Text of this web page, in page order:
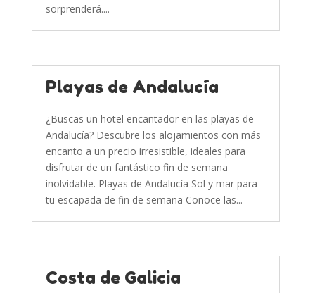
sorprenderá....
Playas de Andalucía
¿Buscas un hotel encantador en las playas de
Andalucía? Descubre los alojamientos con más
encanto a un precio irresistible, ideales para
disfrutar de un fantástico fin de semana
inolvidable. Playas de Andalucía Sol y mar para
tu escapada de fin de semana Conoce las...
Costa de Galicia